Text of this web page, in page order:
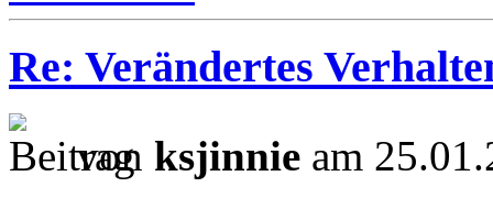
Re: Verändertes
von ksjinnie am